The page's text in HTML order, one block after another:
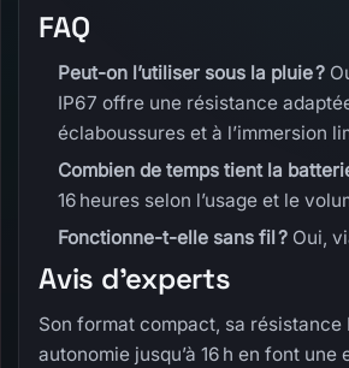
FAQ
Peut-on l’utiliser sous la pluie ?
IP67 offre une résistance
éclaboussures et à l’immersion
Combien de temps tient la
16 heures selon l’usage et le
Fonctionne-t-elle sans fil ? Oui,
Avis d’experts
Son format compact, sa résistance
autonomie jusqu’à 16 h en font